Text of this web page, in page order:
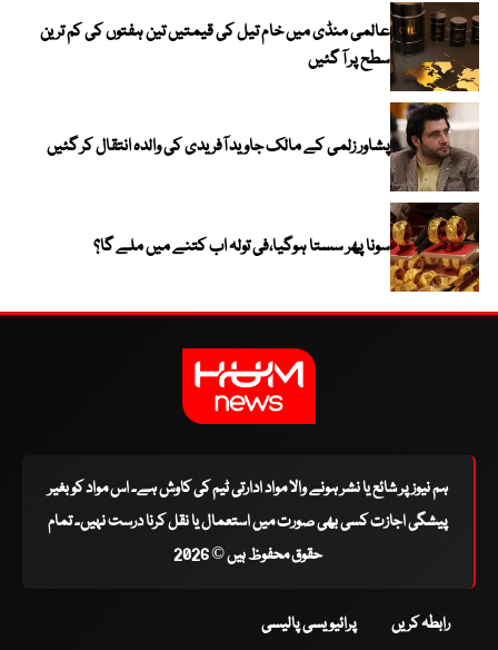
عالمی منڈی میں خام تیل کی قیمتیں تین ہفتوں کی کم ترین
سطح پر آ گئیں
پشاور زلمی کے مالک جاوید آفریدی کی والدہ انتقال کر گئیں
سونا پھر سستا ہوگیا،فی تولہ اب کتنے میں ملے گا؟
ہم نیوز پر شائع یا نشر ہونے والا مواد ادارتی ٹیم کی کاوش ہے۔ اس مواد کو بغیر
پیشگی اجازت کسی بھی صورت میں استعمال یا نقل کرنا درست نہیں۔ تمام
حقوق محفوظ ہیں © 2026
رابطہ کریں پرائیویسی پالیسی